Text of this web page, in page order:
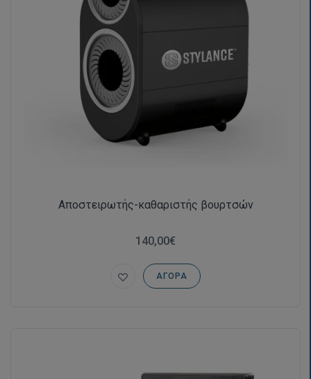
Αποστειρωτής-καθαριστής βουρτσών
140,00€
ΑΓΟΡΆ